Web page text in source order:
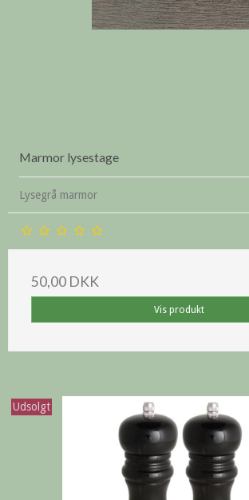
Marmor lysestage
Lysegrå marmor
50,00 DKK
Vis produkt
Udsolgt